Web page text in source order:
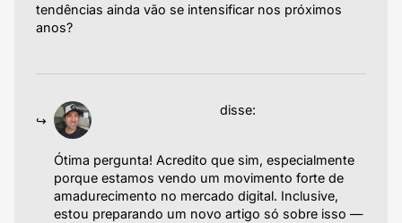
tendências ainda vão se intensificar nos próximos
anos?
disse:
Ótima pergunta! Acredito que sim, especialmente
porque estamos vendo um movimento forte de
amadurecimento no mercado digital. Inclusive,
estou preparando um novo artigo só sobre isso —